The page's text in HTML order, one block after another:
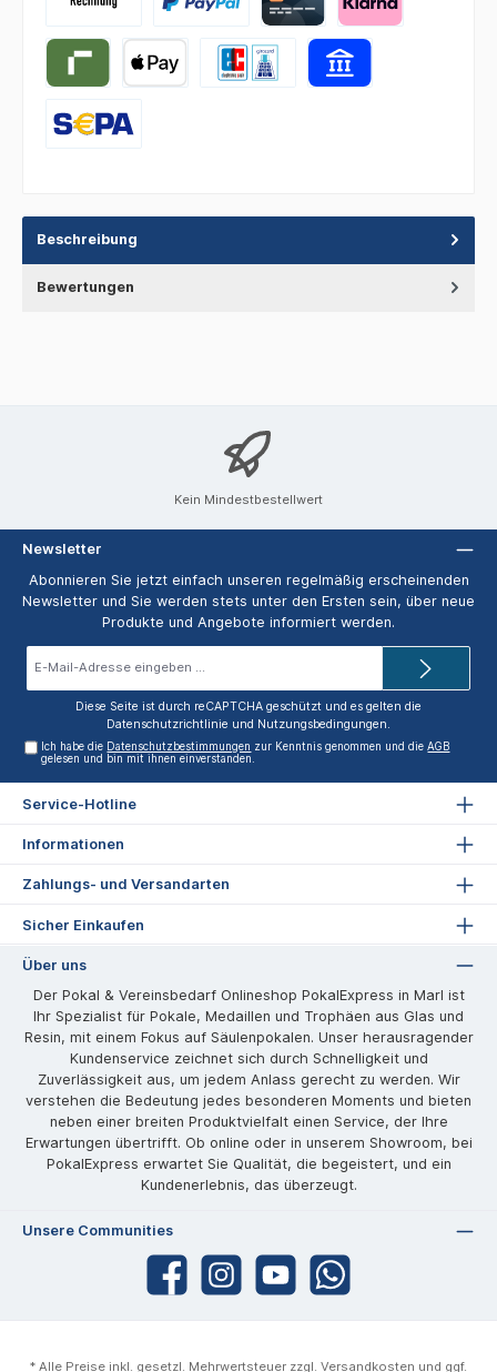
Beschreibung
Bewertungen
Kein Mindestbestellwert
Newsletter
Abonnieren Sie jetzt einfach unseren regelmäßig erscheinenden
Newsletter und Sie werden stets unter den Ersten sein, über neue
Produkte und Angebote informiert werden.
Diese Seite ist durch reCAPTCHA geschützt und es gelten die
Datenschutzrichtlinie und Nutzungsbedingungen.
Ich habe die Datenschutzbestimmungen zur Kenntnis genommen und dieAGB
gelesen und bin mit ihnen einverstanden.
Service-Hotline
Informationen
Zahlungs- und Versandarten
Sicher Einkaufen
Über uns
Der Pokal & Vereinsbedarf Onlineshop PokalExpress in Marl ist
Ihr Spezialist für Pokale, Medaillen und Trophäen aus Glas und
Resin, mit einem Fokus auf Säulenpokalen. Unser herausragender
Kundenservice zeichnet sich durch Schnelligkeit und
Zuverlässigkeit aus, um jedem Anlass gerecht zu werden. Wir
verstehen die Bedeutung jedes besonderen Moments und bieten
neben einer breiten Produktvielfalt einen Service, der Ihre
Erwartungen übertrifft. Ob online oder in unserem Showroom, bei
PokalExpress erwartet Sie Qualität, die begeistert, und ein
Kundenerlebnis, das überzeugt.
Unsere Communities
* Alle Preise inkl. gesetzl. Mehrwertsteuer zzgl. Versandkosten und ggf.